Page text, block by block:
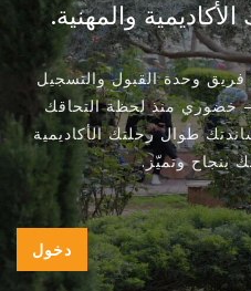
والمهنية.
وحدة القبول والتسجيل
خضوري منذ لحظة التحاقك
طوال رحلتك الأكاديمية
بنجاح وتميّز.
دخول